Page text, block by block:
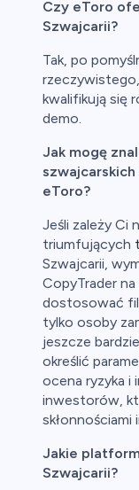
Czy eToro
Szwajcarii?
Tak, po
kwalifikują się
demo.
Jak mogę
eToro?
Jeśli zależy Ci
triumfujących
Szwajcarii,
CopyTrader
dostosować
tylko osoby
jeszcze
określić
ocena ryzyka i
inwestorów,
Jakie
Szwajcarii?